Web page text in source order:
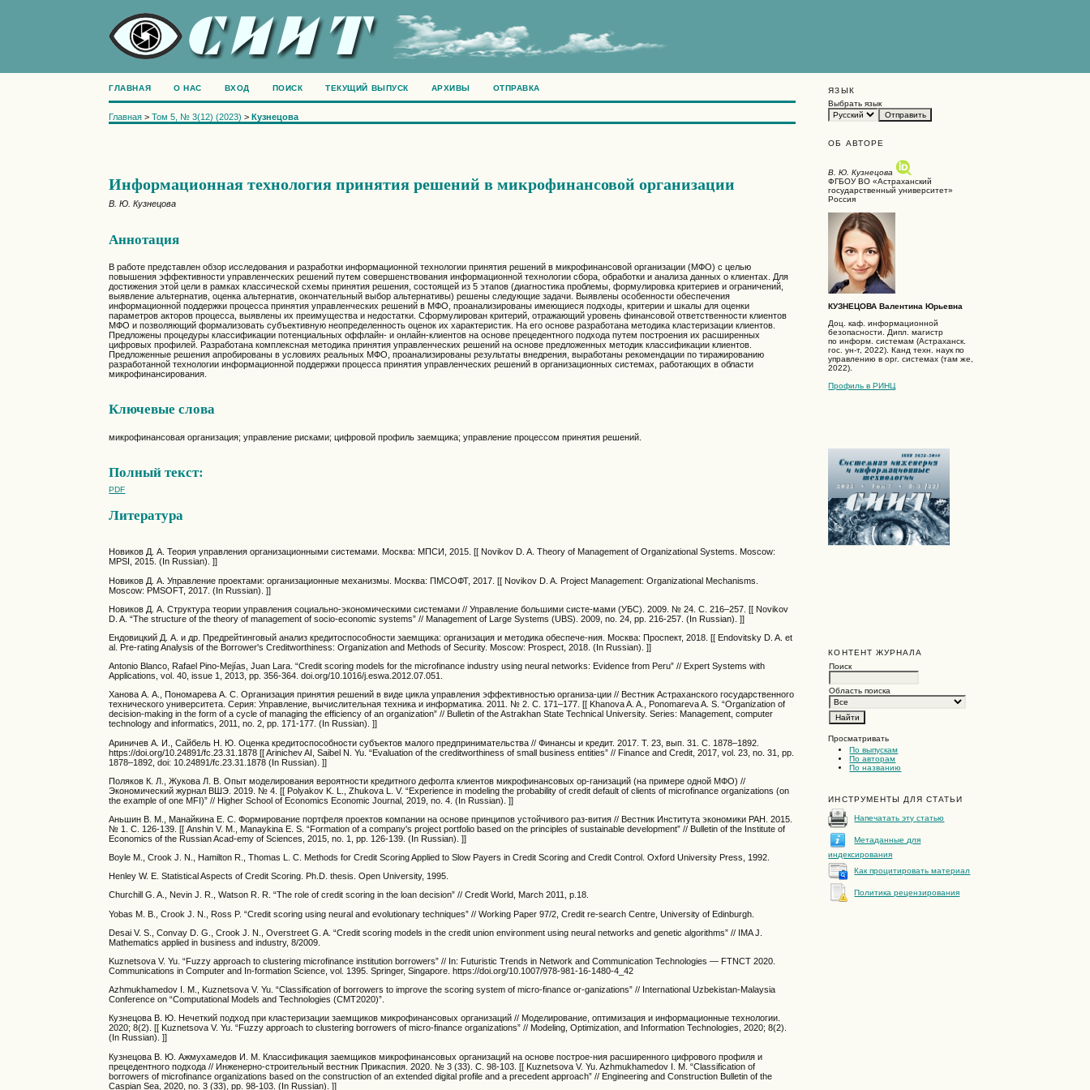
ЯЗЫК
Выбрать язык
ОБ АВТОРЕ
В. Ю. Кузнецова
ФГБОУ ВО «Астраханский
государственный университет»
Россия
КУЗНЕЦОВА Валентина Юрьевна
Доц. каф. информационной
безопасности. Дипл. магистр
по информ. системам (Астраханск.
гос. ун-т, 2022). Канд техн. наук по
управлению в орг. системах (там же,
2022).
Профиль в РИНЦ
КОНТЕНТ ЖУРНАЛА
Поиск
Область поиска
Просматривать
По выпускам
По авторам
По названию
ИНСТРУМЕНТЫ ДЛЯ СТАТЬИ
Напечатать эту статью
Метаданные для
индексирования
Как процитировать материал
Политика рецензирования
ГЛАВНАЯ О НАС ВХОД ПОИСК ТЕКУЩИЙ ВЫПУСК АРХИВЫ ОТПРАВКА
Главная >Том 5, № 3(12) (2023) >Кузнецова
Информационная технология принятия решений в микрофинансовой организации
В. Ю. Кузнецова
Аннотация
В работе представлен обзор исследования и разработки информационной технологии принятия решений в микрофинансовой организации (МФО) с целью
повышения эффективности управленческих решений путем совершенствования информационной технологии сбора, обработки и анализа данных о клиентах. Для
достижения этой цели в рамках классической схемы принятия решения, состоящей из 5 этапов (диагностика проблемы, формулировка критериев и ограничений,
выявление альтернатив, оценка альтернатив, окончательный выбор альтернативы) решены следующие задачи. Выявлены особенности обеспечения
информационной поддержки процесса принятия управленческих решений в МФО, проанализированы имеющиеся подходы, критерии и шкалы для оценки
параметров акторов процесса, выявлены их преимущества и недостатки. Сформулирован критерий, отражающий уровень финансовой ответственности клиентов
МФО и позволяющий формализовать субъективную неопределенность оценок их характеристик. На его основе разработана методика кластеризации клиентов.
Предложены процедуры классификации потенциальных оффлайн- и онлайн-клиентов на основе прецедентного подхода путем построения их расширенных
цифровых профилей. Разработана комплексная методика принятия управленческих решений на основе предложенных методик классификации клиентов.
Предложенные решения апробированы в условиях реальных МФО, проанализированы результаты внедрения, выработаны рекомендации по тиражированию
разработанной технологии информационной поддержки процесса принятия управленческих решений в организационных системах, работающих в области
микрофинансирования.
Ключевые слова
микрофинансовая организация; управление рисками; цифровой профиль заемщика; управление процессом принятия решений.
Полный текст:
PDF
Литература
Новиков Д. А. Теория управления организационными системами. Москва: МПСИ, 2015. [[ Novikov D. A. Theory of Management of Organizational Systems. Moscow:
MPSI, 2015. (In Russian). ]]
Новиков Д. А. Управление проектами: организационные механизмы. Москва: ПМСОФТ, 2017. [[ Novikov D. A. Project Management: Organizational Mechanisms.
Moscow: PMSOFT, 2017. (In Russian). ]]
Новиков Д. А. Структура теории управления социально-экономическими системами // Управление большими систе-мами (УБС). 2009. № 24. C. 216–257. [[ Novikov
D. A. “The structure of the theory of management of socio-economic systems” // Management of Large Systems (UBS). 2009, no. 24, pp. 216-257. (In Russian). ]]
Ендовицкий Д. А. и др. Предрейтинговый анализ кредитоспособности заемщика: организация и методика обеспече-ния. Москва: Проспект, 2018. [[ Endovitsky D. A. et
al. Pre-rating Analysis of the Borrower's Creditworthiness: Organization and Methods of Security. Moscow: Prospect, 2018. (In Russian). ]]
Antonio Blanco, Rafael Pino-Mejías, Juan Lara. “Credit scoring models for the microfinance industry using neural networks: Evidence from Peru” // Expert Systems with
Applications, vol. 40, issue 1, 2013, pp. 356-364. doi.org/10.1016/j.eswa.2012.07.051.
Ханова А. А., Пономарева А. С. Организация принятия решений в виде цикла управления эффективностью организа-ции // Вестник Астраханского государственного
технического университета. Серия: Управление, вычислительная техника и информатика. 2011. № 2. С. 171–177. [[ Khanova A. A., Ponomareva A. S. “Organization of
decision-making in the form of a cycle of managing the efficiency of an organization” // Bulletin of the Astrakhan State Technical University. Series: Management, computer
technology and informatics, 2011, no. 2, pp. 171-177. (In Russian). ]]
Ариничев А. И., Сайбель Н. Ю. Оценка кредитоспособности субъектов малого предпринимательства // Финансы и кредит. 2017. Т. 23, вып. 31. С. 1878–1892.
https://doi.org/10.24891/fc.23.31.1878 [[ Arinichev AI, Saibel N. Yu. “Evaluation of the creditworthiness of small business entities” // Finance and Credit, 2017, vol. 23, no. 31, pp.
1878–1892, doi: 10.24891/fc.23.31.1878 (In Russian). ]]
Поляков К. Л., Жукова Л. В. Опыт моделирования вероятности кредитного дефолта клиентов микрофинансовых ор-ганизаций (на примере одной МФО) //
Экономический журнал ВШЭ. 2019. № 4. [[ Polyakov K. L., Zhukova L. V. “Experience in modeling the probability of credit default of clients of microfinance organizations (on
the example of one MFI)” // Higher School of Economics Economic Journal, 2019, no. 4. (In Russian). ]]
Аньшин В. М., Манайкина Е. С. Формирование портфеля проектов компании на основе принципов устойчивого раз-вития // Вестник Института экономики РАН. 2015.
№ 1. С. 126-139. [[ Anshin V. M., Manaykina E. S. “Formation of a company's project portfolio based on the principles of sustainable development” // Bulletin of the Institute of
Economics of the Russian Acad-emy of Sciences, 2015, no. 1, pp. 126-139. (In Russian). ]]
Boyle M., Crook J. N., Hamilton R., Thomas L. C. Methods for Credit Scoring Applied to Slow Payers in Credit Scoring and Credit Control. Oxford University Press, 1992.
Henley W. E. Statistical Aspects of Credit Scoring. Ph.D. thesis. Open University, 1995.
Churchill G. A., Nevin J. R., Watson R. R. “The role of credit scoring in the loan decision” // Credit World, March 2011, p.18.
Yobas M. B., Crook J. N., Ross P. “Credit scoring using neural and evolutionary techniques” // Working Paper 97/2, Credit re-search Centre, University of Edinburgh.
Desai V. S., Convay D. G., Crook J. N., Overstreet G. A. “Credit scoring models in the credit union environment using neural networks and genetic algorithms” // IMA J.
Mathematics applied in business and industry, 8/2009.
Kuznetsova V. Yu. “Fuzzy approach to clustering microfinance institution borrowers” // In: Futuristic Trends in Network and Communication Technologies — FTNCT 2020.
Communications in Computer and In-formation Science, vol. 1395. Springer, Singapore. https://doi.org/10.1007/978-981-16-1480-4_42
Azhmukhamedov I. M., Kuznetsova V. Yu. “Classification of borrowers to improve the scoring system of micro-finance or-ganizations” // International Uzbekistan-Malaysia
Conference on “Computational Models and Technologies (CMT2020)”.
Кузнецова В. Ю. Нечеткий подход при кластеризации заемщиков микрофинансовых организаций // Моделирование, оптимизация и информационные технологии.
2020; 8(2). [[ Kuznetsova V. Yu. “Fuzzy approach to clustering borrowers of micro-finance organizations” // Modeling, Optimization, and Information Technologies, 2020; 8(2).
(In Russian). ]]
Кузнецова В. Ю. Ажмухамедов И. М. Классификация заемщиков микрофинансовых организаций на основе построе-ния расширенного цифрового профиля и
прецедентного подхода // Инженерно-строительный вестник Прикаспия. 2020. № 3 (33). С. 98-103. [[ Kuznetsova V. Yu. Azhmukhamedov I. M. “Classification of
borrowers of microfinance organizations based on the construction of an extended digital profile and a precedent approach” // Engineering and Construction Bulletin of the
Caspian Sea, 2020, no. 3 (33), pp. 98-103. (In Russian). ]]